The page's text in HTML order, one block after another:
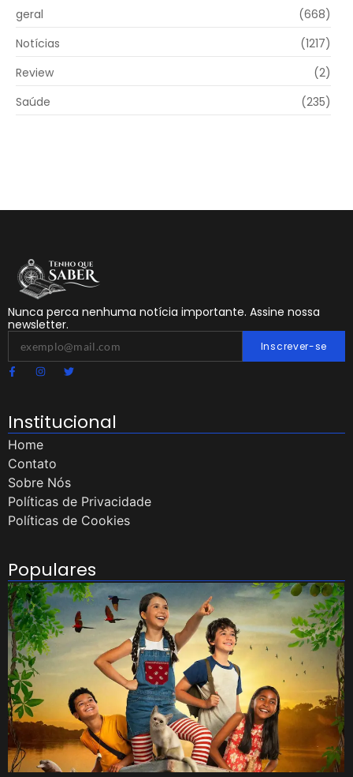
geral
(668)
Notícias
(1217)
Review
(2)
Saúde
(235)
Nunca perca nenhuma notícia importante. Assine nossa
newsletter.
Inscrever-se
Institucional
Home
Contato
Sobre Nós
Políticas de Privacidade
Políticas de Cookies
Populares